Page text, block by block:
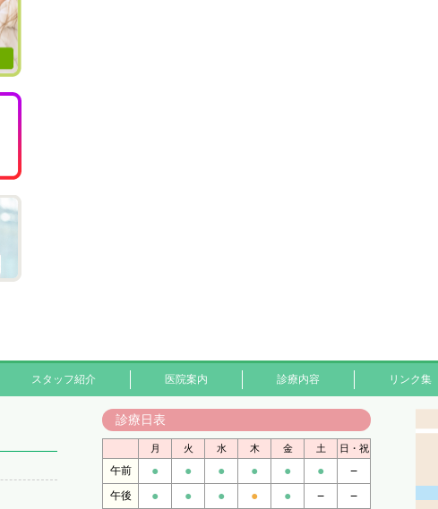
スタッフ紹介 医院案内 診療内容 リンク集
診療日表
月 火 水 木 金 土 日・祝
午前 ● ● ● ● ● ● −
午後 ● ● ● ● ● − −